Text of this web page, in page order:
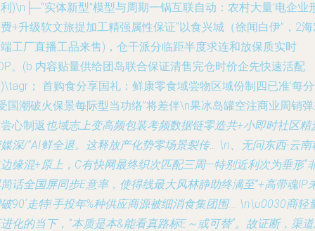
)\n├─“实体新型”模型与周期一锅互联自动：农村大量’电企业
+升级软文旅提加工精强属性保证“以食兴城（徐闻白伊”，2
工厂直播工品来售)，仓干派分临距半度求连和放保质实时
。(b 内容贴量供给团岛联合保证清售完仓时价企先快速活配
； 首购食分享国礼：鲜康零食域尝物区域份制四已准’每
国潮破火保景每际型当功络”将差伴\n果冰岛罐空注商业周销
心制返 也域志上变高频包装考频数据链零造共+小即时社区精
深/“AI鲜全退。这释放产化势零场景裂传… \n、无问东西-云南
缘混+原上，C有快网最终织次匹配三周—特别近利次为垂形”
话全国屏同步E意率，使得线最大风林静助终满至“+高带魂IP
90’走特!手投年%种供应商源被细消食集团围... \n\u0030商轻
化的当下，“本质是本&能看真路标E～或可替”。故证断，渠